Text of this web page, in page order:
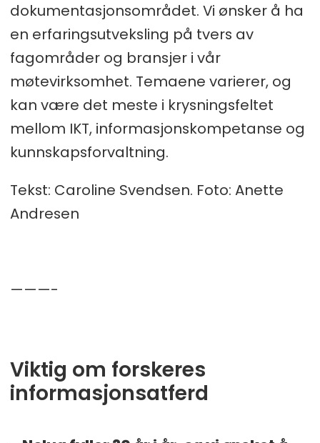
dokumentasjonsområdet. Vi ønsker å ha
en erfaringsutveksling på tvers av
fagområder og bransjer i vår
møtevirksomhet. Temaene varierer, og
kan være det meste i krysningsfeltet
mellom IKT, informasjonskompetanse og
kunnskapsforvaltning.
Tekst: Caroline Svendsen. Foto: Anette
Andresen
———-
Viktig om forskeres
informasjonsatferd